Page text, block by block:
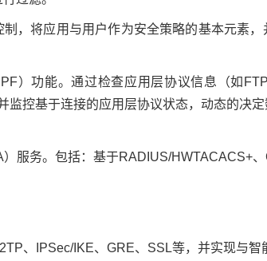
，将应用与用户作为安全策略的基本元素
）功能。通过检查应用层协议信息（如
监控基于连接的应用层协议状态，动态的决
服务。包括：基于RADIUS/HWTACACS+、
、IPSec/IKE、GRE、SSL等，并实现与智